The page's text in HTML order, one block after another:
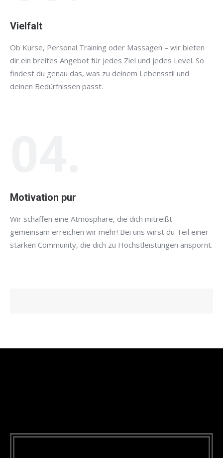
Vielfalt
Ob Kurse, Personal Training oder Massagen – wir bieten
dir ein breites Angebot für jedes Ziel und jedes Level. So
findest du genau das, was zu deinem Lebensstil und
deinen Bedürfnissen passt.
Motivation pur
Wir schaffen eine Atmosphäre, die dich mitreißt –
gemeinsam erreichen wir mehr! Bei uns wirst du Teil einer
starken Community, die dich zu Höchstleistungen anspornt.